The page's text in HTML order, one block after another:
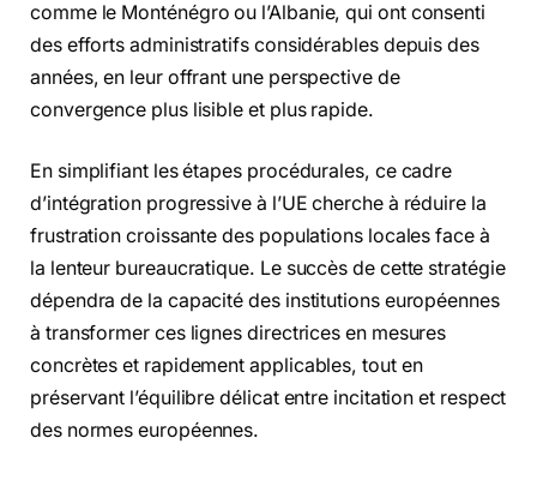
comme le Monténégro ou l’Albanie, qui ont consenti
des efforts administratifs considérables depuis des
années, en leur offrant une perspective de
convergence plus lisible et plus rapide.
En simplifiant les étapes procédurales, ce cadre
d’intégration progressive à l’UE cherche à réduire la
frustration croissante des populations locales face à
la lenteur bureaucratique. Le succès de cette stratégie
dépendra de la capacité des institutions européennes
à transformer ces lignes directrices en mesures
concrètes et rapidement applicables, tout en
préservant l’équilibre délicat entre incitation et respect
des normes européennes.